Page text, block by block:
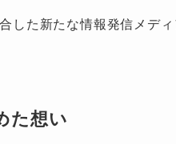
した新たな情報発信メデ
た想い